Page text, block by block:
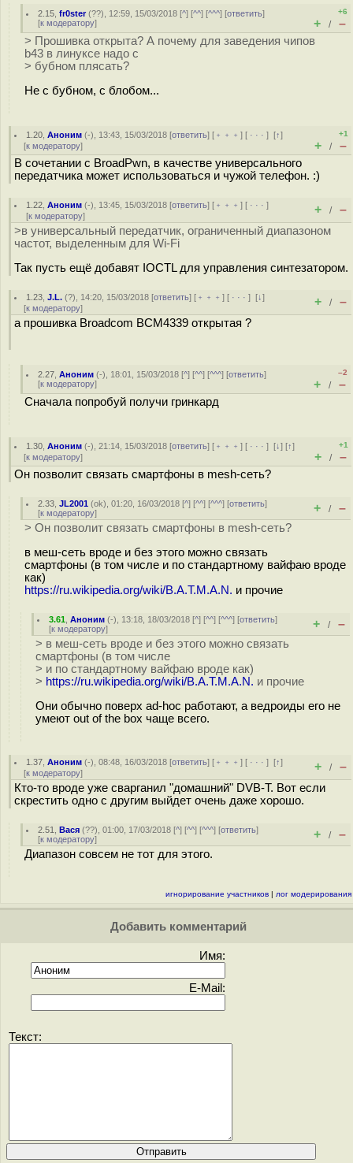
2.15 ,fr0ster(??), 12:59, 15/03/2018 [^] [^^] [^^^] [ответить]
[к модератору]
+6
+ / –
> Прошивка открыта? А почему для заведения чипов
b43 в линуксе надо с
> бубном плясать?
Не с бубном, с блобом...
1.20 ,Аноним (-), 13:43, 15/03/2018 [ответить] [ ﹢﹢﹢] [ · · ·][↑]
[к модератору]
+1
+ / –
В сочетании с BroadPwn, в качестве универсального
передатчика может использоваться и чужой телефон. :)
1.22 ,Аноним (-), 13:45, 15/03/2018 [ответить] [ ﹢﹢﹢] [ · · ·]
[к модератору] + / –
>в универсальный передатчик, ограниченный диапазоном
частот, выделенным для Wi-Fi
Так пусть ещё добавят IOCTL для управления синтезатором.
1.23 ,J.L. (?), 14:20, 15/03/2018 [ответить] [ ﹢﹢﹢] [ · · ·][↓]
[к модератору] + / –
а прошивка Broadcom BCM4339 открытая ?
2.27 ,Аноним (-), 18:01, 15/03/2018 [^] [^^] [^^^] [ответить]
[к модератору]
–2
+ / –
Сначала попробуй получи гринкард
1.30 ,Аноним (-), 21:14, 15/03/2018 [ответить] [ ﹢﹢﹢] [ · · ·][↓] [↑]
[к модератору]
+1
+ / –
Он позволит связать смартфоны в mesh-сеть?
2.33 ,JL2001 (ok), 01:20, 16/03/2018 [^] [^^] [^^^] [ответить]
[к модератору] + / –
> Он позволит связать смартфоны в mesh-сеть?
в меш-сеть вроде и без этого можно связать
смартфоны (в том числе и по стандартному вайфаю вроде
как)
https://ru.wikipedia.org/wiki/B.A.T.M.A.N. и прочие
3.61 ,Аноним (-), 13:18, 18/03/2018 [^] [^^] [^^^] [ответить]
[к модератору] + / –
> в меш-сеть вроде и без этого можно связать
смартфоны (в том числе
> и по стандартному вайфаю вроде как)
> https://ru.wikipedia.org/wiki/B.A.T.M.A.N. и прочие
Они обычно поверх ad-hoc работают, а ведроиды его не
умеют out of the box чаще всего.
1.37 ,Аноним (-), 08:48, 16/03/2018 [ответить] [ ﹢﹢﹢] [ · · ·][↑]
[к модератору] + / –
Кто-то вроде уже сварганил "домашний" DVB-T. Вот если
скрестить одно с другим выйдет очень даже хорошо.
2.51 ,Вася (??), 01:00, 17/03/2018 [^] [^^] [^^^] [ответить]
[к модератору] + / –
Диапазон совсем не тот для этого.
игнорирование участников | лог модерирования
Добавить комментарий
Имя:
E-Mail:
Текст: